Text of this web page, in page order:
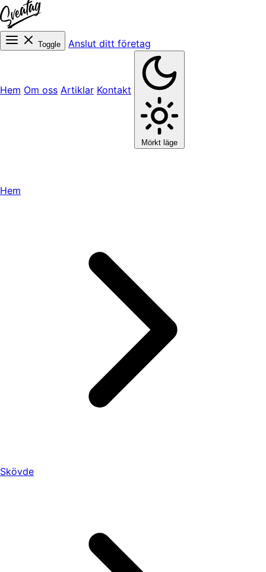
Toggle Anslut ditt företag
Hem Om oss Artiklar Kontakt
Mörkt läge
Hem
Skövde